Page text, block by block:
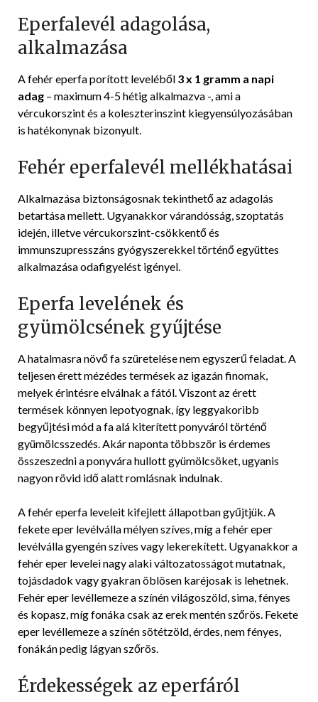
Eperfalevél adagolása,
alkalmazása
A fehér eperfa porított leveléből 3 x 1 gramm a napi
adag – maximum 4-5 hétig alkalmazva -, ami a
vércukorszint és a koleszterinszint kiegyensúlyozásában
is hatékonynak bizonyult.
Fehér eperfalevél mellékhatásai
Alkalmazása biztonságosnak tekinthető az adagolás
betartása mellett. Ugyanakkor várandósság, szoptatás
idején, illetve vércukorszint-csökkentő és
immunszupresszáns gyógyszerekkel történő együttes
alkalmazása odafigyelést igényel.
Eperfa levelének és
gyümölcsének gyűjtése
A hatalmasra növő fa szüretelése nem egyszerű feladat. A
teljesen érett mézédes termések az igazán finomak,
melyek érintésre elválnak a fától. Viszont az érett
termések könnyen lepotyognak, így leggyakoribb
begyűjtési mód a fa alá kiterített ponyváról történő
gyümölcsszedés. Akár naponta többször is érdemes
összeszedni a ponyvára hullott gyümölcsöket, ugyanis
nagyon rövid idő alatt romlásnak indulnak.
A fehér eperfa leveleit kifejlett állapotban gyűjtjük. A
fekete eper levélválla mélyen szíves, míg a fehér eper
levélválla gyengén szíves vagy lekerekített. Ugyanakkor a
fehér eper levelei nagy alaki változatosságot mutatnak,
tojásdadok vagy gyakran öblösen karéjosak is lehetnek.
Fehér eper levéllemeze a színén világoszöld, sima, fényes
és kopasz, míg fonáka csak az erek mentén szőrös. Fekete
eper levéllemeze a színén sötétzöld, érdes, nem fényes,
fonákán pedig lágyan szőrös.
Érdekességek az eperfáról